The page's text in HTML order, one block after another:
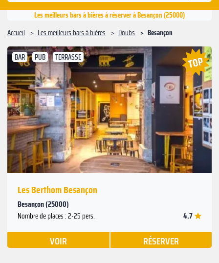
Les meilleurs bars à bières à réserver à Besançon (25000)
Accueil
Les meilleurs bars à bières Doubs Besançon
BAR PUB TERRASSE
Précédent
Suivant
Les Berthom Besançon
Besançon (25000)
Nombre de places : 2-25 pers. 4.7
VOIR RÉSERVER